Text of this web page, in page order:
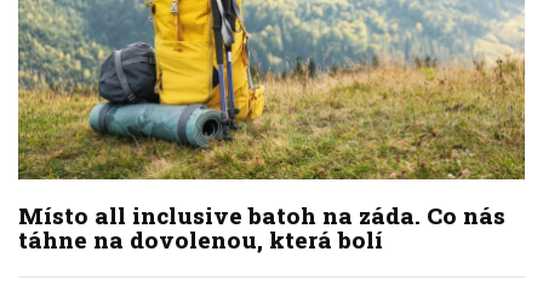
Místo all inclusive batoh na záda. Co nás
táhne na dovolenou, která bolí